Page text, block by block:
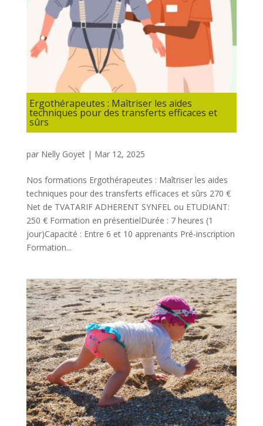
Ergothérapeutes : Maîtriser les aides
techniques pour des transferts efficaces et
sûrs
par Nelly Goyet| Mar 12, 2025
Nos formations Ergothérapeutes : Maîtriser les aides
techniques pour des transferts efficaces et sûrs 270 €
Net de TVATARIF ADHERENT SYNFEL ou ETUDIANT:
250 € Formation en présentielDurée : 7 heures (1
jour)Capacité : Entre 6 et 10 apprenants Pré-inscription
Formation...